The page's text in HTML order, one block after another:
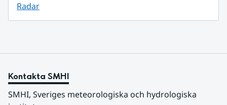
Radar
Kontakta SMHI
SMHI, Sveriges meteorologiska och hydrologiska